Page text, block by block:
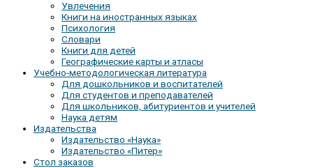
Увлечения
Книги на иностранных языках
Психология
Словари
Книги для детей
Географические карты и атласы
Учебно-методологическая литература
Для дошкольников и воспитателей
Для студентов и преподавателей
Для школьников, абитуриентов и учителей
Наука детям
Издательства
Издательство «Наука»
Издательство «Питер»
Стол заказов